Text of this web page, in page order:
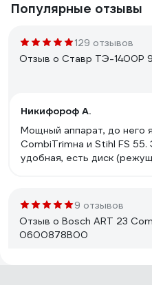
Популярные отзывы
129 отзывов
Отзыв о Ставр ТЭ-1400Р
Никифороф А.
Мощный аппарат, до него
CombiTrimна и Stihl FS 55.
удобная, есть диск
землю прямо во время
такая опция, знаю что
автоматической подачей),
материалов, на кожухе
установкой, реально
9 отзывов
Отзыв о Bosch ART 23
0600878B00